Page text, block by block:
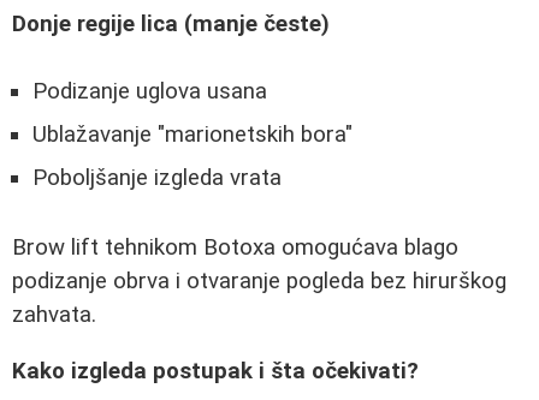
Donje regije lica (manje česte)
Podizanje uglova usana
Ublažavanje "marionetskih bora"
Poboljšanje izgleda vrata
Brow lift tehnikom Botoxa omogućava blago
podizanje obrva i otvaranje pogleda bez hirurškog
zahvata.
Kako izgleda postupak i šta očekivati?